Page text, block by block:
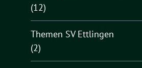
(12)
Themen SV Ettlingen
(2)